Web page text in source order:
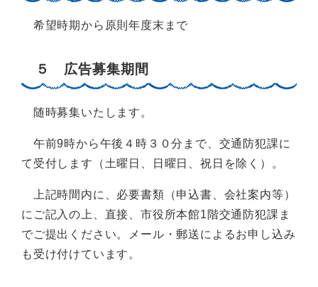
希望時期から原則年度末まで
５ 広告募集期間
随時募集いたします。
午前9時から午後４時３０分まで、交通防犯課に
て受付します（土曜日、日曜日、祝日を除く）。
上記時間内に、必要書類（申込書、会社案内等）
にご記入の上、直接、市役所本館1階交通防犯課ま
でご提出ください。メール・郵送によるお申し込み
も受け付けています。